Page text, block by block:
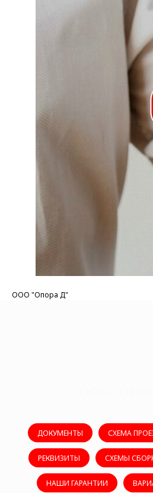
ООО "Опора Д"
ДОКУМЕНТЫ СХЕМА
РЕКВИЗИТЫ СХЕМЫ
НАШИ ГАРАНТИИ